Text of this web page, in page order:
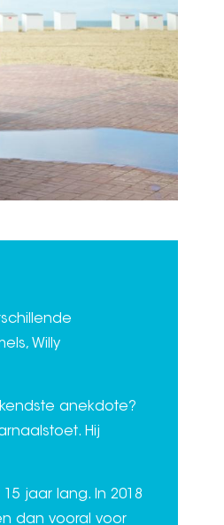
Willy
anekdote?
Hij
jaar lang. In 2018
dan vooral voor